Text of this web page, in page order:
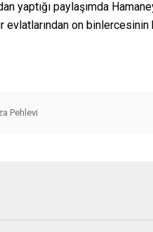
yaptığı paylaşımda
evlatlarından on
Pehlevi